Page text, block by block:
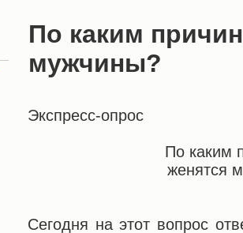
По каким
мужчины?
Экспресс-опрос
По каким
женятся
Сегодня на этот вопрос